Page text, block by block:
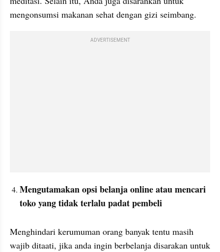
mengonsumsi makanan sehat dengan gizi seimbang.
ADVERTISEMENT
Mengutamakan opsi belanja online atau mencari
toko yang tidak terlalu padat pembeli
Menghindari kerumuman orang banyak tentu masih
wajib ditaati, jika anda ingin berbelanja disarakan untuk